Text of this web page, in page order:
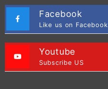
Facebook
Like us on Facebook
Youtube
Subscribe US